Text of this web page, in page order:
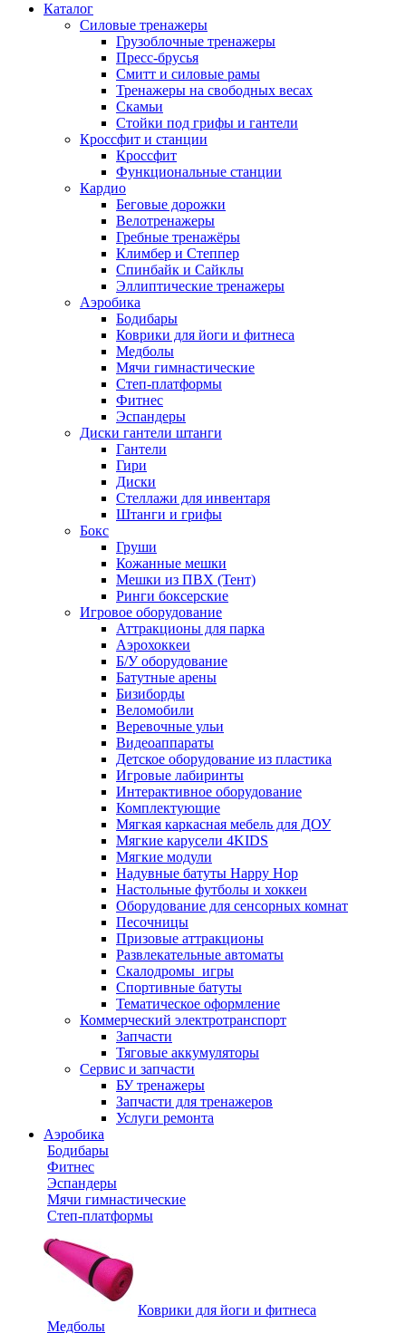
Каталог
Силовые тренажеры
Грузоблочные тренажеры
Пресс-брусья
Смитт и силовые рамы
Тренажеры на свободных весах
Скамьи
Стойки под грифы и гантели
Кроссфит и станции
Кроссфит
Функциональные станции
Кардио
Беговые дорожки
Велотренажеры
Гребные тренажёры
Климбер и Степпер
Спинбайк и Сайклы
Эллиптические тренажеры
Аэробика
Бодибары
Коврики для йоги и фитнеса
Медболы
Мячи гимнастические
Степ-платформы
Фитнес
Эспандеры
Диски гантели штанги
Гантели
Гири
Диски
Стеллажи для инвентаря
Штанги и грифы
Бокс
Груши
Кожанные мешки
Мешки из ПВХ (Тент)
Ринги боксерские
Игровое оборудование
Аттракционы для парка
Аэрохоккеи
Б/У оборудование
Батутные арены
Бизиборды
Веломобили
Веревочные ульи
Видеоаппараты
Детское оборудование из пластика
Игровые лабиринты
Интерактивное оборудование
Комплектующие
Мягкая каркасная мебель для ДОУ
Мягкие карусели 4KIDS
Мягкие модули
Надувные батуты Happy Hop
Настольные футболы и хоккеи
Оборудование для сенсорных комнат
Песочницы
Призовые аттракционы
Развлекательные автоматы
Скалодромы_игры
Спортивные батуты
Тематическое оформление
Коммерческий электротранспорт
Запчасти
Тяговые аккумуляторы
Сервис и запчасти
БУ тренажеры
Запчасти для тренажеров
Услуги ремонта
Аэробика
Бодибары
Фитнес
Эспандеры
Мячи гимнастические
Степ-платформы
Коврики для йоги и фитнеса
Медболы